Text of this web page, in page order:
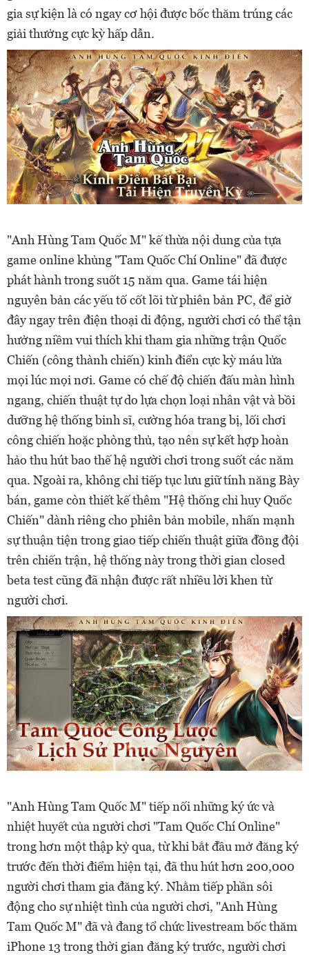
gia sự kiện là có ngay cơ hội được bốc thăm trúng các
giải thưởng cực kỳ hấp dẫn.
"Anh Hùng Tam Quốc M" kế thừa nội dung của tựa
game online khủng "Tam Quốc Chí Online" đã được
phát hành trong suốt 15 năm qua. Game tái hiện
nguyên bản các yếu tố cốt lõi từ phiên bản PC, để giờ
đây ngay trên điện thoại di động, người chơi có thể tận
hưởng niềm vui thích khi tham gia những trận Quốc
Chiến (công thành chiến) kinh điển cực kỳ máu lửa
mọi lúc mọi nơi. Game có chế độ chiến đấu màn hình
ngang, chiến thuật tự do lựa chọn loại nhân vật và bồi
dưỡng hệ thống binh sĩ, cường hóa trang bị, lối chơi
công chiến hoặc phòng thủ, tạo nên sự kết hợp hoàn
hảo thu hút bao thế hệ người chơi trong suốt các năm
qua. Ngoài ra, không chỉ tiếp tục lưu giữ tính năng Bày
bán, game còn thiết kế thêm "Hệ thống chỉ huy Quốc
Chiến" dành riêng cho phiên bản mobile, nhấn mạnh
sự thuận tiện trong giao tiếp chiến thuật giữa đồng đội
trên chiến trận, hệ thống này trong thời gian closed
beta test cũng đã nhận được rất nhiều lời khen từ
người chơi.
"Anh Hùng Tam Quốc M" tiếp nối những ký ức và
nhiệt huyết của người chơi "Tam Quốc Chí Online"
trong hơn một thập kỷ qua, từ khi bắt đầu mở đăng ký
trước đến thời điểm hiện tại, đã thu hút hơn 200,000
người chơi tham gia đăng ký. Nhằm tiếp phần sôi
động cho sự nhiệt tình của người chơi, "Anh Hùng
Tam Quốc M" đã và đang tổ chức livestream bốc thăm
iPhone 13 trong thời gian đăng ký trước, người chơi